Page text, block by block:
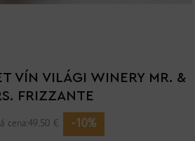
VÍN VILÁGI WINERY MR. &
FRIZZANTE
cena:49.50 € -10%